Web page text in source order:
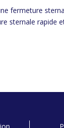
fermeture
sternale rapide